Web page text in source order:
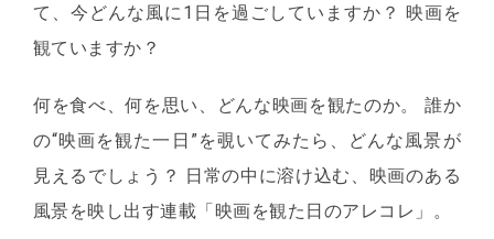
て、今どんな風に1日を過ごしていますか？ 映画を
観ていますか？
何を食べ、何を思い、どんな映画を観たのか。 誰か
の“映画を観た一日”を覗いてみたら、どんな風景が
見えるでしょう？ 日常の中に溶け込む、映画のある
風景を映し出す連載「映画を観た日のアレコレ」。